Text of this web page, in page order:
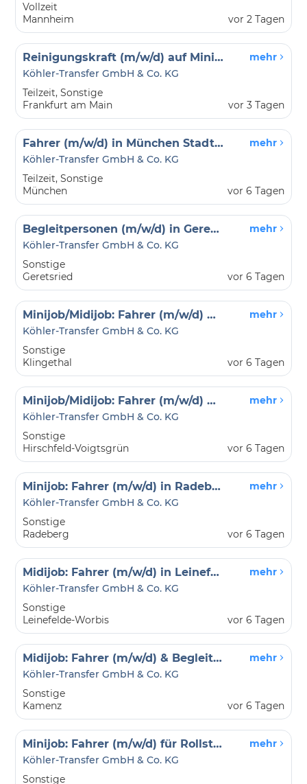
Vollzeit
Mannheim
vor 2 Tagen
Reinigungskraft (m/w/d) auf Minijob-Basis in Frankfurt am Main
Köhler-Transfer GmbH & Co. KG
Teilzeit, Sonstige
Frankfurt am Main
mehr
vor 3 Tagen
Fahrer (m/w/d) in München Stadt- und Landkreis
Köhler-Transfer GmbH & Co. KG
Teilzeit, Sonstige
München
mehr
vor 6 Tagen
Begleitpersonen (m/w/d) in Geretsried
Köhler-Transfer GmbH & Co. KG
Sonstige
Geretsried
mehr
vor 6 Tagen
Minijob/Midijob: Fahrer (m/w/d) & Begleitperson in Klingenthal
Köhler-Transfer GmbH & Co. KG
Sonstige
Klingethal
mehr
vor 6 Tagen
Minijob/Midijob: Fahrer (m/w/d) & Begleitperson in Hirschfeld-Voigtsgrün
Köhler-Transfer GmbH & Co. KG
Sonstige
Hirschfeld-Voigtsgrün
mehr
vor 6 Tagen
Minijob: Fahrer (m/w/d) in Radeberg und Arnsdorf
Köhler-Transfer GmbH & Co. KG
Sonstige
Radeberg
mehr
vor 6 Tagen
Midijob: Fahrer (m/w/d) in Leinefelde-Worbis
Köhler-Transfer GmbH & Co. KG
Sonstige
Leinefelde-Worbis
mehr
vor 6 Tagen
Midijob: Fahrer (m/w/d) & Begleitperson in Kamenz
Köhler-Transfer GmbH & Co. KG
Sonstige
Kamenz
mehr
vor 6 Tagen
Minijob: Fahrer (m/w/d) für Rollstuhlbeförderung in Hann. Münden
Köhler-Transfer GmbH & Co. KG
Sonstige
mehr